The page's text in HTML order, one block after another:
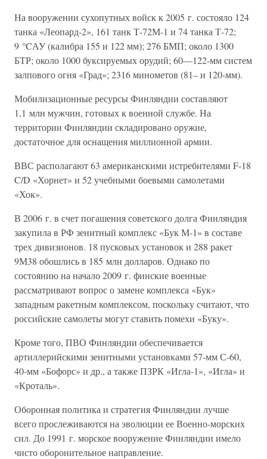
На вооружении сухопутных войск к 2005 г. состояло 124
танка «Леопард-2», 161 танк Т-72М-1 и 74 танка Т-72;
9 °CАУ (калибра 155 и 122 мм); 276 БМП; около 1300
БТР; около 1000 буксируемых орудий; 60—122-мм систем
залпового огня «Град»; 2316 минометов (81– и 120-мм).
Мобилизационные ресурсы Финляндии составляют
1,1 млн мужчин, готовых к военной службе. На
территории Финляндии складировано оружие,
достаточное для оснащения миллионной армии.
ВВС располагают 63 американскими истребителями F-18
C/D «Хорнет» и 52 учебными боевыми самолетами
«Хок».
В 2006 г. в счет погашения советского долга Финляндия
закупила в РФ зенитный комплекс «Бук М-1» в составе
трех дивизионов. 18 пусковых установок и 288 ракет
9М38 обошлись в 185 млн долларов. Однако по
состоянию на начало 2009 г. финские военные
рассматривают вопрос о замене комплекса «Бук»
западным ракетным комплексом, поскольку считают, что
российские самолеты могут ставить помехи «Буку».
Кроме того, ПВО Финляндии обеспечивается
артиллерийскими зенитными установками 57-мм С-60,
40-мм «Бофорс» и др., а также ПЗРК «Игла-1», «Игла» и
«Кроталь».
Оборонная политика и стратегия Финляндии лучше
всего прослеживаются на эволюции ее Военно-морских
сил. До 1991 г. морское вооружение Финляндии имело
чисто оборонительное направление.